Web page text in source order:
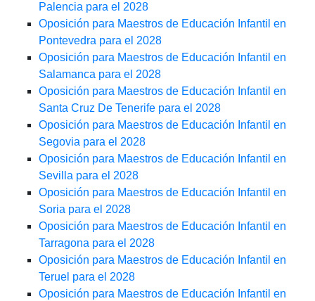
Palencia para el 2028
Oposición para Maestros de Educación Infantil en
Pontevedra para el 2028
Oposición para Maestros de Educación Infantil en
Salamanca para el 2028
Oposición para Maestros de Educación Infantil en
Santa Cruz De Tenerife para el 2028
Oposición para Maestros de Educación Infantil en
Segovia para el 2028
Oposición para Maestros de Educación Infantil en
Sevilla para el 2028
Oposición para Maestros de Educación Infantil en
Soria para el 2028
Oposición para Maestros de Educación Infantil en
Tarragona para el 2028
Oposición para Maestros de Educación Infantil en
Teruel para el 2028
Oposición para Maestros de Educación Infantil en